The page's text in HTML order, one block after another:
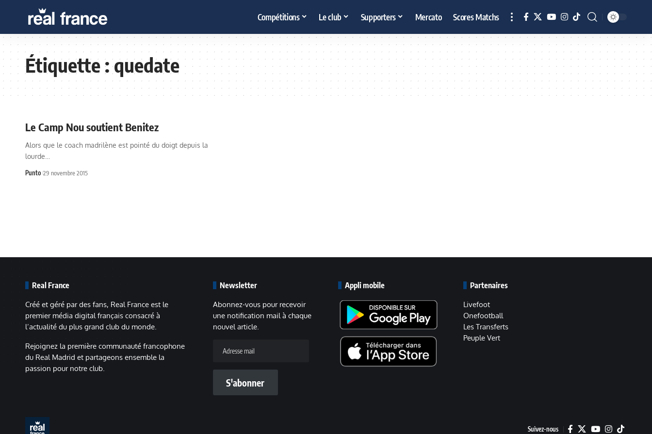
Compétitions Le club Supporters Mercato Scores Matchs
Étiquette :quedate
Le Camp Nou soutient Benitez
Alors que le coach madrilène est pointé du doigt depuis la
lourde…
Punto 29 novembre 2015
Real France
Créé et géré par des fans, Real France est le
premier média digital français consacré à
l’actualité du plus grand club du monde.
Rejoignez la première communauté francophone
du Real Madrid et partageons ensemble la
passion pour notre club.
Newsletter
Abonnez-vous pour recevoir
une notification mail à chaque
nouvel article.
mail
S'abonner
Appli mobile Partenaires
Livefoot
Onefootball
Les Transferts
Peuple Vert
Suivez-nous